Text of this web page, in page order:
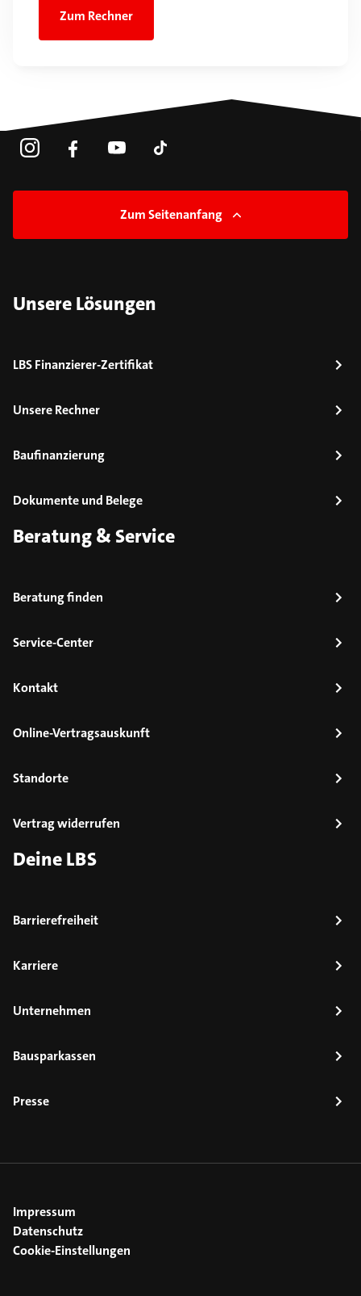
Zum Rechner
Zum Seitenanfang
Unsere Lösungen
LBS Finanzierer-Zertifikat
Unsere Rechner
Baufinanzierung
Dokumente und Belege
Beratung & Service
Beratung finden
Service-Center
Kontakt
Online-Vertragsauskunft
Standorte
Vertrag widerrufen
Deine LBS
Barrierefreiheit
Karriere
Unternehmen
Bausparkassen
Presse
Impressum
Datenschutz
Cookie-Einstellungen